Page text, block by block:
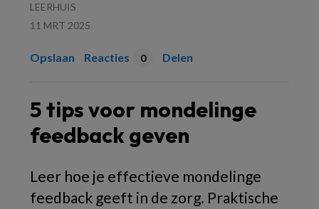
LEERHUIS
11 MRT 2025
Opslaan Reacties 0 Delen
5 tips voor mondelinge
feedback geven
Leer hoe je effectieve mondelinge
feedback geeft in de zorg. Praktische